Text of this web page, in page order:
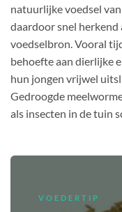
natuurlijke voedsel
daardoor snel herkend
voedselbron. Vooral
behoefte aan dierlijke
hun jongen vrijwel
Gedroogde
als insecten in de tuin
VOEDERTIP